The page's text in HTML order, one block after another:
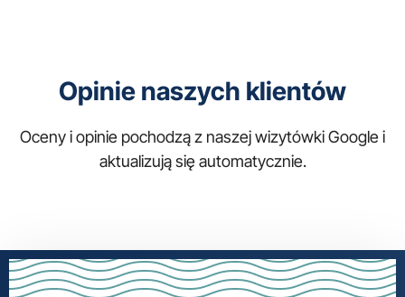
Opinie naszych klientów
Oceny i opinie pochodzą z naszej wizytówki Google i
aktualizują się automatycznie.